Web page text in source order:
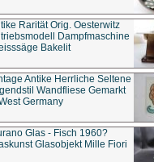
Rarität Orig. Oesterwitz
Dampfmaschine
Bakelit
Antike Herrliche Seltene
Wandfliese Gemarkt
Germany
Glas - Fisch 1960?
Glasobjekt Mille Fiori